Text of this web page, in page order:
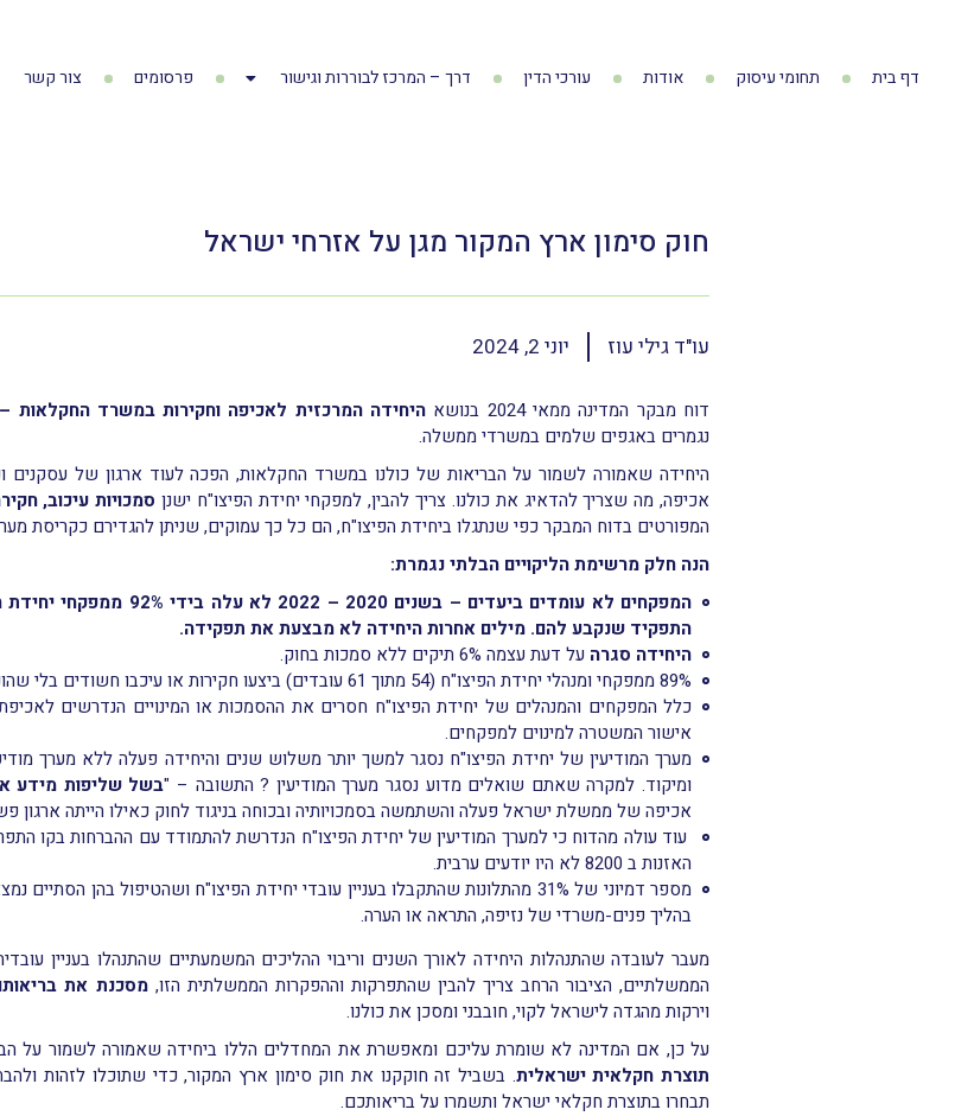
דף בית תחומי עיסוק אודות עורכי הדין דרך – המרכז לבוררות וגישור פרסומים צור קשר
חוק סימון ארץ המקור מגן על אזרחי ישראל
עו"ד גילי עוז יוני 2, 2024
דוח מבקר המדינה ממאי 2024 בנושא היחידה המרכזית לאכיפה וחקירות במשרד החקלאות
נגמרים באגפים שלמים במשרדי ממשלה.
היחידה שאמורה לשמור על הבריאות של כולנו במשרד החקלאות, הפכה לעוד ארגון של עסקנים
אכיפה, מה שצריך להדאיג את כולנו. צריך להבין, למפקחי יחידת הפיצו"ח ישנן סמכויות עיכוב,
המפורטים בדוח המבקר כפי שנתגלו ביחידת הפיצו"ח, הם כל כך עמוקים, שניתן להגדירם כקריסת
הנה חלק מרשימת הליקויים הבלתי נגמרת:
המפקחים לא עומדים ביעדים – בשנים 2020 – 2022 לא עלה בידי
92% ממפקחי יחידת הפיצו"ח
התפקיד שנקבע להם. מילים אחרות היחידה לא מבצעת את תפקידה.
היחידה סגרה על דעת עצמה 6% תיקים ללא סמכות בחוק.
89% ממפקחי ומנהלי יחידת הפיצו"ח (54 מתוך 61 עובדים) ביצעו חקירות או עיכבו חשודים בלי שהוקנו להם מלוא הסמכויות הנדרשות לכך בחוק.
כלל המפקחים והמנהלים של יחידת הפיצו"ח חסרים את ההסמכות או המינויים הנדרשים
אישור המשטרה למינוים למפקחים.
מערך המודיעין של יחידת הפיצו"ח נסגר למשך יותר משלוש שנים והיחידה פעלה ללא מערך
ומיקוד. למקרה שאתם שואלים מדוע נסגר מערך המודיעין ? התשובה – "בשל שליפות מידע
אכיפה של ממשלת ישראל פעלה והשתמשה בסמכויותיה ובכוחה בניגוד לחוק כאילו הייתה ארגון
עוד עולה מהדוח כי למערך המודיעין של יחידת הפיצו"ח הנדרשת להתמודד עם ההברחות בקו
האזנות ב 8200 לא היו יודעים ערבית.
מספר דמיוני של 31% מהתלונות שהתקבלו בעניין עובדי יחידת הפיצו"ח ושהטיפול בהן הסתיים נמצאו מוצדקות
בהליך פנים-משרדי של נזיפה, התראה או הערה.
מעבר לעובדה שהתנהלות היחידה לאורך השנים וריבוי ההליכים המשמעתיים שהתנהלו בעניין
הממשלתיים, הציבור הרחב צריך להבין שהתפרקות וההפקרות הממשלתית הזו,מסכנת את
וירקות מהגדה לישראל לקוי, חובבני ומסכן את כולנו.
על כן, אם המדינה לא שומרת עליכם ומאפשרת את המחדלים הללו ביחידה שאמורה לשמור על
תוצרת חקלאית ישראלית. בשביל זה חוקקנו את חוק סימון ארץ המקור, כדי שתוכלו לזהות
תבחרו בתוצרת חקלאי ישראל ותשמרו על בריאותכם.